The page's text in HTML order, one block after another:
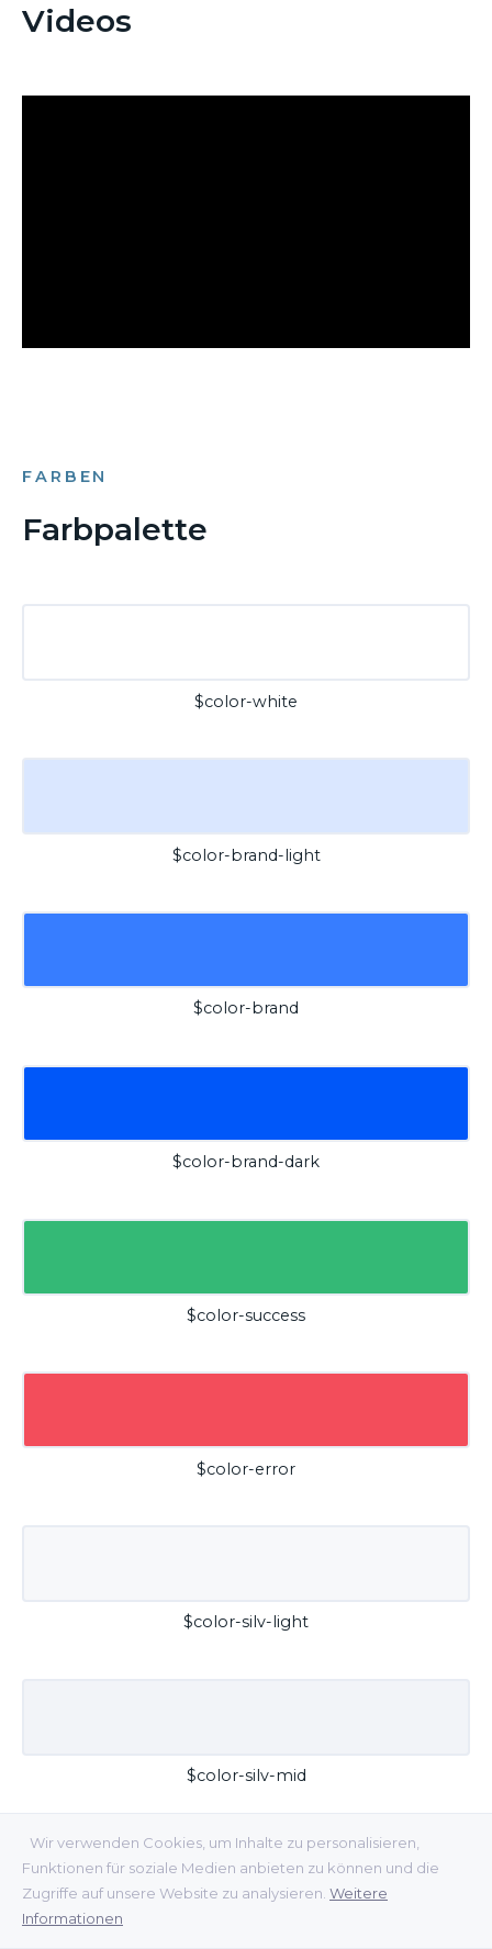
Wir verwenden Cookies, um Inhalte zu personalisieren,
Funktionen für soziale Medien anbieten zu können und die
Zugriffe auf unsere Website zu analysieren. Weitere
Informationen
Videos
FARBEN
Farbpalette
$color-white
$color-brand-light
$color-brand
$color-brand-dark
$color-success
$color-error
$color-silv-light
$color-silv-mid